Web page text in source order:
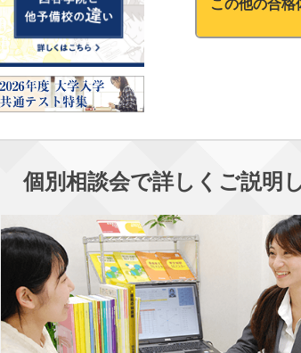
個別相談会で詳しくご説明